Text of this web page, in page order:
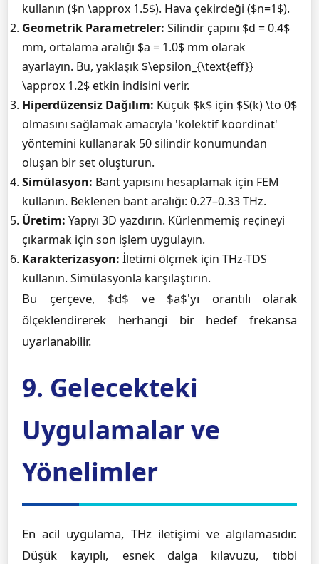
kullanın ($n \approx 1.5$). Hava çekirdeği ($n=1$).
Geometrik Parametreler: Silindir çapını $d = 0.4$
mm, ortalama aralığı $a = 1.0$ mm olarak
ayarlayın. Bu, yaklaşık $\epsilon_{\text{eff}}
\approx 1.2$ etkin indisini verir.
Hiperdüzensiz Dağılım: Küçük $k$ için $S(k) \to 0$
olmasını sağlamak amacıyla 'kolektif koordinat'
yöntemini kullanarak 50 silindir konumundan
oluşan bir set oluşturun.
Simülasyon: Bant yapısını hesaplamak için FEM
kullanın. Beklenen bant aralığı: 0.27–0.33 THz.
Üretim: Yapıyı 3D yazdırın. Kürlenmemiş reçineyi
çıkarmak için son işlem uygulayın.
Karakterizasyon: İletimi ölçmek için THz-TDS
kullanın. Simülasyonla karşılaştırın.
Bu çerçeve, $d$ ve $a$'yı orantılı olarak
ölçeklendirerek herhangi bir hedef frekansa
uyarlanabilir.
9. Gelecekteki
Uygulamalar ve
Yönelimler
En acil uygulama, THz iletişimi ve algılamasıdır.
Düşük kayıplı, esnek dalga kılavuzu, tıbbi